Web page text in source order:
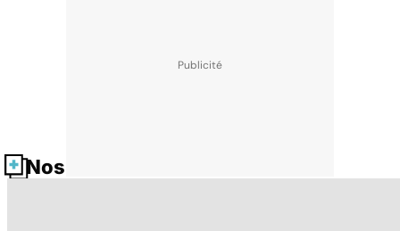
Nos fiches santé